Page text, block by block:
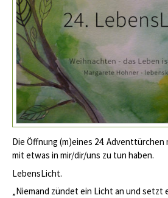
Die Öffnung (m)eines 24. Adventtürchen
mit etwas in mir/dir/uns zu tun haben.
LebensLicht.
„Niemand zündet ein Licht an und setzt